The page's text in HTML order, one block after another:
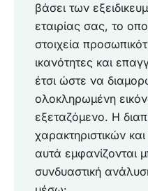
βάσει των
εταιρίας σας, το
στοιχεία
ικανότητες και
έτσι ώστε να
ολοκληρωμένη
εξεταζόμενο. Η
χαρακτηριστικών
αυτά εμφανίζονται
συνδυαστική